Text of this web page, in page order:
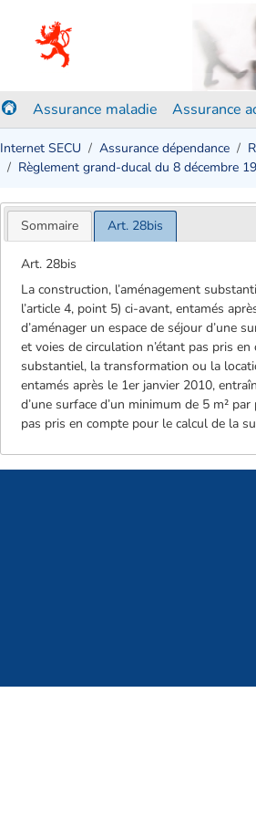
Assurance maladie Assurance
Internet SECU Assurance dépendance
Règlement grand-ducal du 8 décembre
Sommaire Art. 28bis
Art. 28bis
La construction, l’aménagement
l’article 4, point 5) ci-avant, entamés
d’aménager un espace de séjour d’une
et voies de circulation n’étant pas pris
substantiel, la transformation ou la
entamés après le 1er janvier 2010,
d’une surface d’un minimum de 5 m²
pas pris en compte pour le calcul de la